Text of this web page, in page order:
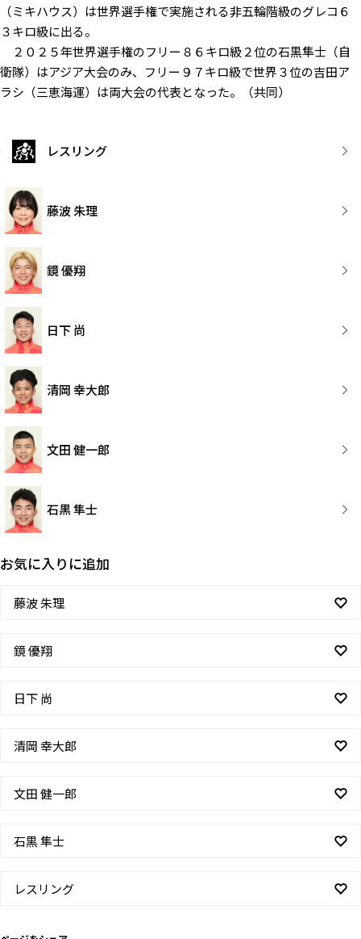
（ミキハウス）は世界選手権で実施される非五輪階級のグレコ６
３キロ級に出る。
２０２５年世界選手権のフリー８６キロ級２位の石黒隼士（自
衛隊）はアジア大会のみ、フリー９７キロ級で世界３位の吉田ア
ラシ（三恵海運）は両大会の代表となった。（共同）
レスリング
藤波 朱理
鏡 優翔
日下 尚
清岡 幸大郎
文田 健一郎
石黒 隼士
お気に入りに追加
藤波 朱理
鏡 優翔
日下 尚
清岡 幸大郎
文田 健一郎
石黒 隼士
レスリング